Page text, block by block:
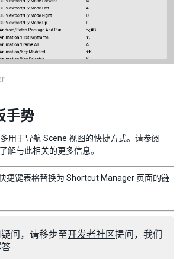
手势
用于导航 Scene 视图的快捷方式。请参阅
解与此相关的更多信息。
捷键表格替换为 Shortcut Manager 页面的链
问，请移步至开发者社区提问，我们